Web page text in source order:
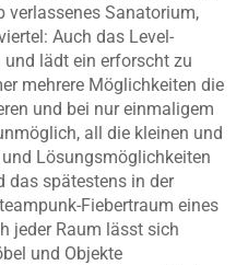
verlassenes Sanatorium,
Auch das Level-
und lädt ein erforscht zu
mehrere Möglichkeiten die
und bei nur einmaligem
all die kleinen und
Lösungsmöglichkeiten
das spätestens in der
Fiebertraum eines
jeder Raum lässt sich
und Objekte